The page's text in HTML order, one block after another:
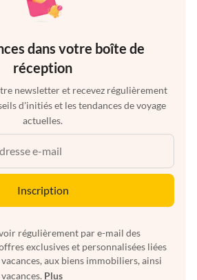
dans votre boîte de
réception
newsletter et recevez régulièrement
d'initiés et les tendances de voyage
actuelles.
Inscription
régulièrement par e-mail des
exclusives et personnalisées liées
aux biens immobiliers, ainsi
Plus